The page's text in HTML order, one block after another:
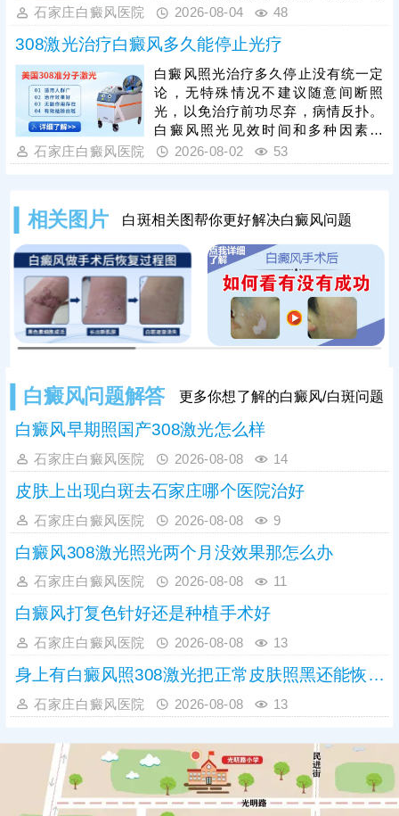
样，用药不能盲目，务必在医生指导
效。治疗期间还需确定合适的频率、
疗程，不可私自间断、暂停，以免疗
效断断续续，拖慢复色进度。另外，
白癜风治疗期间还需从自身做起，避
免不良因素刺激，防治结合，逐步令
病情好转。
石家庄白癜风医院 2026-08-04 48
308激光治疗白癜风多久能停止光疗
白癜风照光治疗多久停止没有统一定
论，无特殊情况不建议随意间断照
光，以免治疗前功尽弃，病情反扑。
白癜风照光见效时间和多种因素有
关，包括患者病情、照光参数，病情
较轻，规范治疗，好转快;若是病情严
医嘱对症照光联合药物治疗，双管齐
下，强化疗效，提升祛白速度。
石家庄白癜风医院 2026-08-02 53
相关图片 白斑相关图帮你更好解决白癜风问题
白癜风问题解答 更多你想了解的白癜风/白斑问题
白癜风早期照国产308激光怎么样
石家庄白癜风医院 2026-08-08 14
皮肤上出现白斑去石家庄哪个医院治好
石家庄白癜风医院 2026-08-08 9
白癜风308激光照光两个月没效果那怎么办
石家庄白癜风医院 2026-08-08 11
白癜风打复色针好还是种植手术好
石家庄白癜风医院 2026-08-08 13
身上有白癜风照308激光把正常皮肤照黑还能恢复吗
石家庄白癜风医院 2026-08-08 13